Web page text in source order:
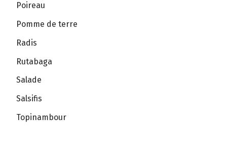
Poireau
Pomme de terre
Radis
Rutabaga
Salade
Salsifis
Topinambour